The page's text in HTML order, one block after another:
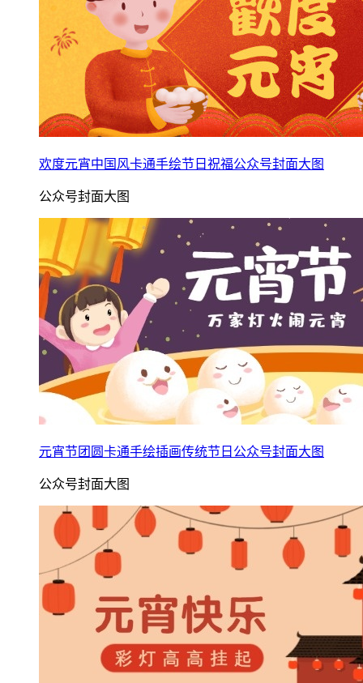
欢度元宵中国风卡通手绘节日祝福公众号封面大图
公众号封面大图
元宵节团圆卡通手绘插画传统节日公众号封面大图
公众号封面大图